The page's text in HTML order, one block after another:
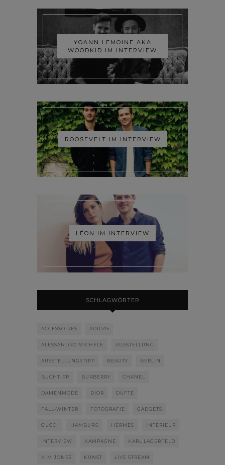
YOANN LEMOINE AKA
WOODKID IM INTERVIEW
ROOSEVELT IM INTERVIEW
LÉON IM INTERVIEW
SCHLAGWÖRTER
ACCESSOIRES ADIDAS
ALESSANDRO MICHELE AUSSTELLUNG
AUSSTELLUNGSTIPP BEAUTY BERLIN
BUCHTIPP BURBERRY CHANEL
DAMENMODE DIOR DÜFTE
FALL-WINTER FOTOGRAFIE GADGETS
GUCCI HAMBURG HERMÈS INTERIEUR
INTERVIEW KAMPAGNE KARL LAGERFELD
KIM JONES KUNST LIVE STREAM